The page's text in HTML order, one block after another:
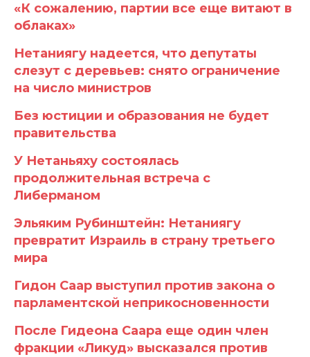
«К сожалению, партии все еще витают в
облаках»
Нетаниягу надеется, что депутаты
слезут с деревьев: снято ограничение
на число министров
Без юстиции и образования не будет
правительства
У Нетаньяху состоялась
продолжительная встреча с
Либерманом
Эльяким Рубинштейн: Нетаниягу
превратит Израиль в страну третьего
мира
Гидон Саар выступил против закона о
парламентской неприкосновенности
После Гидеона Саара еще один член
фракции «Ликуд» высказался против